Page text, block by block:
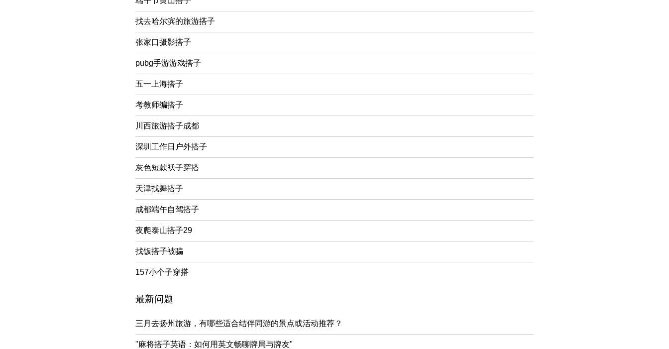
找去哈尔滨的旅游搭子
张家口摄影搭子
pubg手游游戏搭子
五一上海搭子
考教师编搭子
川西旅游搭子成都
深圳工作日户外搭子
灰色短款袄子穿搭
天津找舞搭子
成都端午自驾搭子
夜爬泰山搭子29
找饭搭子被骗
157小个子穿搭
最新问题
三月去扬州旅游，有哪些适合结伴同游的景点或活动推荐？
"麻将搭子英语：如何用英文畅聊牌局与牌友"